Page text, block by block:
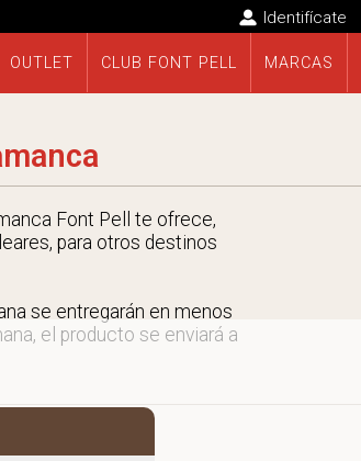
Identifícate
OUTLET CLUB FONT PELL MARCAS
Font Pell te ofrece,
para otros destinos
se entregarán en menos
el producto se enviará a